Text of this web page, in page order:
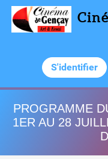
S'identifier
PROGRAMME
1ER AU 28